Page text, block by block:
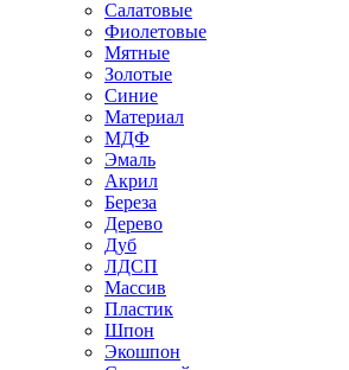
Салатовые
Фиолетовые
Мятные
Золотые
Синие
Материал
МДФ
Эмаль
Акрил
Береза
Дерево
Дуб
ЛДСП
Массив
Пластик
Шпон
Экошпон